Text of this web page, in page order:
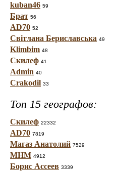
kuban46 59
Брат 56
AD70 52
Світлана Бериславська 49
Klimbim 48
Скилеф 41
Admin 40
Crakodil 33
Топ 15 географов:
Скилеф 22332
AD70 7819
Магаз Анатолий 7529
МНМ 4912
Борис Ассеев 3339